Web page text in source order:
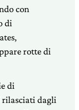
con
di
rotte di
di
rilasciati dagli